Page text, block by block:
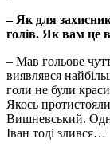
– Як для
голів. Як вам це
– Мав гольове
виявлявся
голи не були
Якось
Вишневський.
Іван тоді злився…